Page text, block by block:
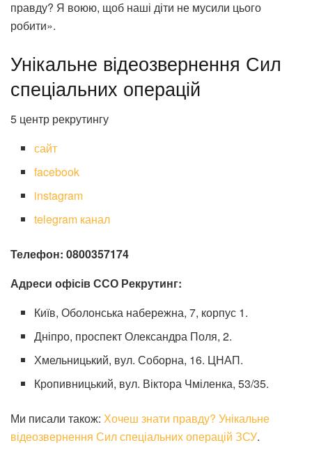
правду? Я воюю, щоб наші діти не мусили цього
робити».
Унікальне відеозвернення Сил
спеціальних операцій
5 центр рекрутингу
сайт
facebook
instagram
telegram канал
Телефон: 0800357174
Адреси офісів ССО Рекрутинг:
Київ, Оболонська набережна, 7, корпус 1.
Дніпро, проспект Олександра Поля, 2.
Хмельницький, вул. Соборна, 16. ЦНАП.
Кропивницький, вул. Віктора Чміленка, 53/35.
Ми писали також: Хочеш знати правду? Унікальне
відеозвернення Сил спеціальних операцій ЗСУ.